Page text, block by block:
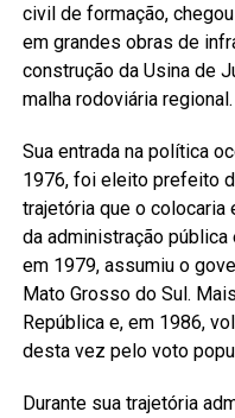
civil de formação,
em grandes obras de
construção da Usina de
malha rodoviária regional.
Sua entrada na política
1976, foi eleito prefeito
trajetória que o
da administração
em 1979, assumiu o
Mato Grosso do Sul.
República e, em 1986,
desta vez pelo voto
Durante sua trajetória